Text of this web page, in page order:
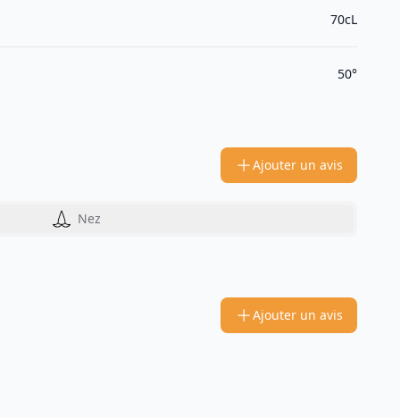
70cL
50°
Ajouter un avis
Nez
Ajouter un avis